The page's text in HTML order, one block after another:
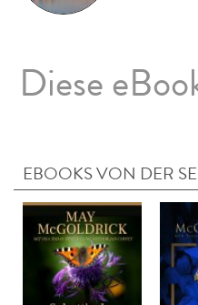
Diese
EBOOKS VON DER